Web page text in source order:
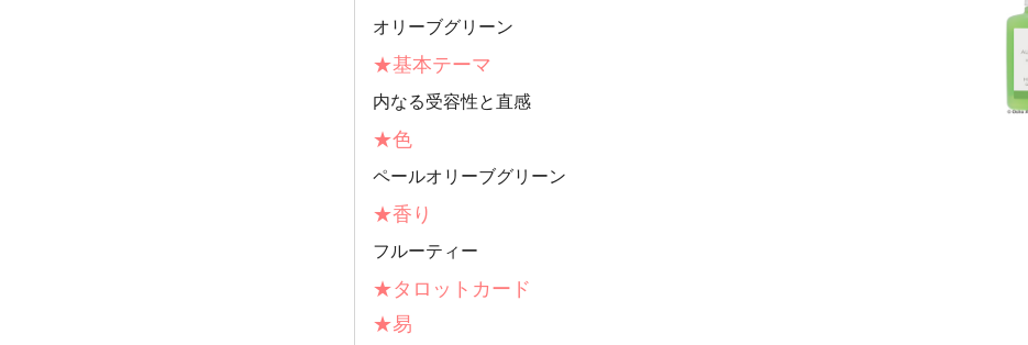
オリーブグリーン
★基本テーマ
内なる受容性と直感
★色
ペールオリーブグリーン
★香り
フルーティー
★タロットカード
★易